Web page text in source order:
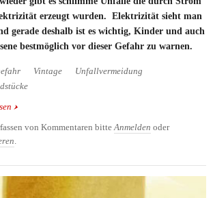
erzeugt wurden. Elektrizität sieht man
gerade deshalb ist es wichtig, Kinder und auch
bestmöglich vor dieser Gefahr zu warnen.
Vintage
Unfallvermeidung
über Originelle Vintage Grafiken zur
von Kommentaren bitteAnmelden oder
.